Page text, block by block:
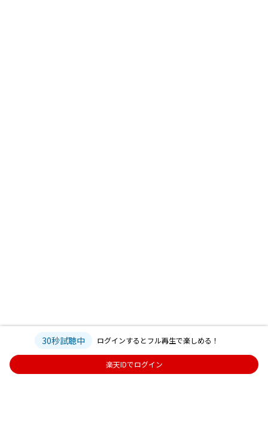
30秒試聴中 ログインするとフル再生で楽しめる！
楽天IDでログイン